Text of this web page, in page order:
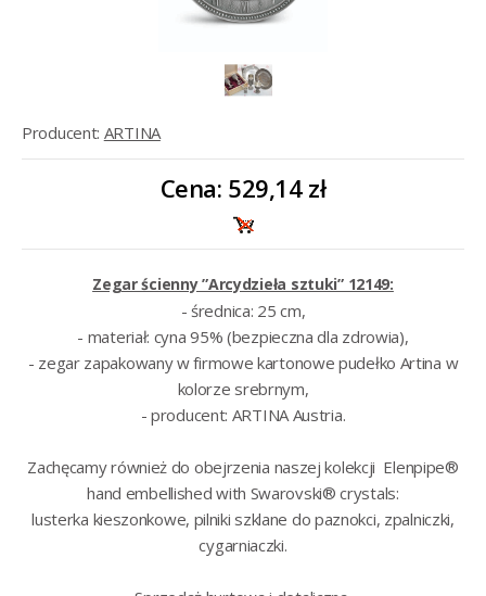
Producent: ARTINA
Cena: 529,14 zł
Zegar ścienny ”Arcydzieła sztuki” 12149:
- średnica: 25 cm,
- materiał: cyna 95% (bezpieczna dla zdrowia),
- zegar zapakowany w firmowe kartonowe pudełko Artina w
kolorze srebrnym,
- producent: ARTINA Austria.
Zachęcamy również do obejrzenia naszej kolekcji Elenpipe®
hand embellished with Swarovski® crystals:
lusterka kieszonkowe, pilniki szklane do paznokci, zpalniczki,
cygarniaczki.